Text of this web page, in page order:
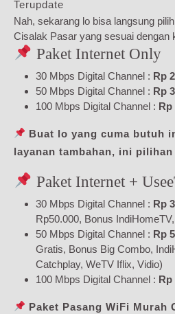
Terupdate
Nah, sekarang lo bisa langsung
Cisalak Pasar yang sesuai dengan
Paket Internet Only
30 Mbps Digital Channel : Rp
50 Mbps Digital Channel : Rp
100 Mbps Digital Channel : Rp
Buat lo yang cuma butuh
layanan tambahan, ini
Paket Internet +
30 Mbps Digital Channel : Rp
Rp50.000, Bonus
50 Mbps Digital Channel : Rp
Gratis, Bonus Big Combo,
Catchplay, WeTV Iflix, Vidio)
100 Mbps Digital Channel : Rp
Paket Pasang WiFi Murah